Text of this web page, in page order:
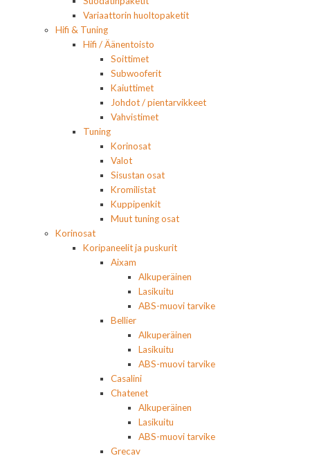
Variaattorin huoltopaketit
Hifi & Tuning
Hifi / Äänentoisto
Soittimet
Subwooferit
Kaiuttimet
Johdot / pientarvikkeet
Vahvistimet
Tuning
Korinosat
Valot
Sisustan osat
Kromilistat
Kuppipenkit
Muut tuning osat
Korinosat
Koripaneelit ja puskurit
Aixam
Alkuperäinen
Lasikuitu
ABS-muovi tarvike
Bellier
Alkuperäinen
Lasikuitu
ABS-muovi tarvike
Casalini
Chatenet
Alkuperäinen
Lasikuitu
ABS-muovi tarvike
Grecav